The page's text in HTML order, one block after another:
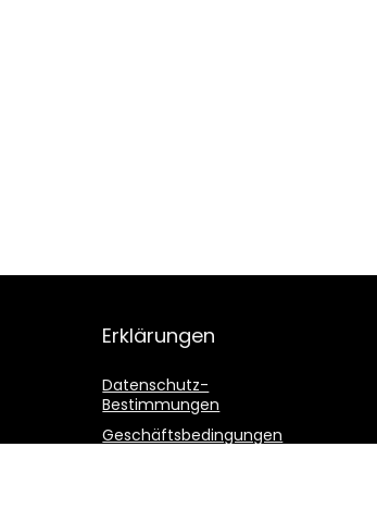
Erklärungen
Datenschutz-
Bestimmungen
Geschäftsbedingungen